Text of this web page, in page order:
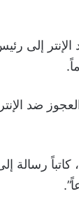
إلى
ضد
رسالة